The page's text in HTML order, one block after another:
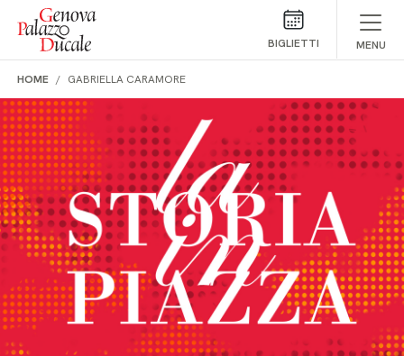
Salta al contenuto
BIGLIETTI MENU
HOME GABRIELLA CARAMORE